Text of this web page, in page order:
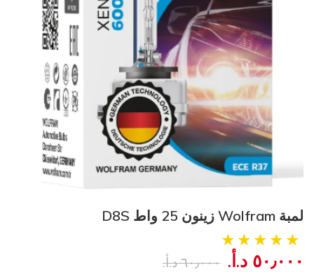
لمبة Wolfram زينون 25 واط D8S
٥٠٫٠٠٠ د.أ.‏ ٦٠٫٠٠٠ د.أ.‏